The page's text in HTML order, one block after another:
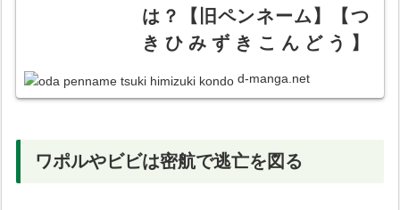
は？【旧ペンネーム】【つ
きひみずきこんどう】
【WANTED】d-manga.net
ワポルやビビは密航で逃亡を図る